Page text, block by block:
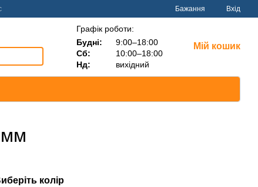
Бажання Вхід
Графік роботи:
Будні:
9:00–18:00
Сб:
10:00–18:00
Нд:
вихідний
Мій кошик
колір